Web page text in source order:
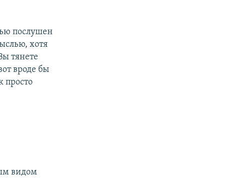
послушен
хотя
тянете
вроде бы
просто
видом